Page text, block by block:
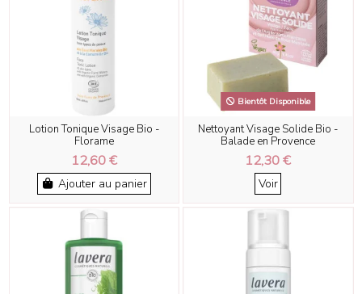
Lotion Tonique Visage Bio -
Florame
12,60 €
Ajouter au panier
Bientôt Disponible
Nettoyant Visage Solide Bio -
Balade en Provence
12,30 €
Voir